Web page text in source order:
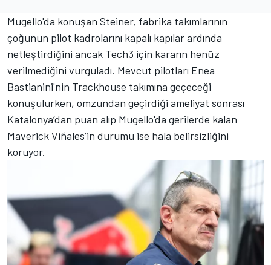
Mugello'da konuşan Steiner, fabrika takımlarının
çoğunun pilot kadrolarını kapalı kapılar ardında
netleştirdiğini ancak Tech3 için kararın henüz
verilmediğini vurguladı. Mevcut pilotları Enea
Bastianini'nin Trackhouse takımına geçeceği
konuşulurken, omzundan geçirdiği ameliyat sonrası
Katalonya’dan puan alıp Mugello'da gerilerde kalan
Maverick Viñales’in durumu ise hala belirsizliğini
koruyor.